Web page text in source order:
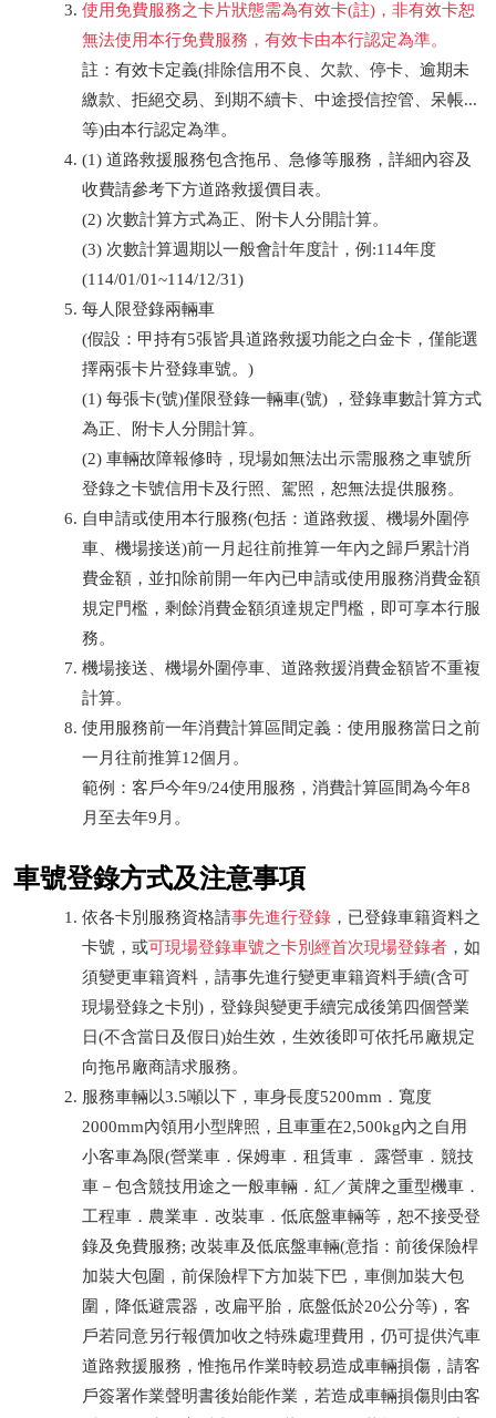
使用免費服務之卡片狀態需為有效卡(註)，非有效卡恕
無法使用本行免費服務，有效卡由本行認定為準。
註：有效卡定義(排除信用不良、欠款、停卡、逾期未
繳款、拒絕交易、到期不續卡、中途授信控管、呆帳...
等)由本行認定為準。
(1) 道路救援服務包含拖吊、急修等服務，詳細內容及
收費請參考下方道路救援價目表。
(2) 次數計算方式為正、附卡人分開計算。
(3) 次數計算週期以一般會計年度計，例:114年度
(114/01/01~114/12/31)
每人限登錄兩輛車
(假設：甲持有5張皆具道路救援功能之白金卡，僅能選
擇兩張卡片登錄車號。)
(1) 每張卡(號)僅限登錄一輛車(號) ，登錄車數計算方式
為正、附卡人分開計算。
(2) 車輛故障報修時，現場如無法出示需服務之車號所
登錄之卡號信用卡及行照、駕照，恕無法提供服務。
自申請或使用本行服務(包括：道路救援、機場外圍停
車、機場接送)前一月起往前推算一年內之歸戶累計消
費金額，並扣除前開一年內已申請或使用服務消費金額
規定門檻，剩餘消費金額須達規定門檻，即可享本行服
務。
機場接送、機場外圍停車、道路救援消費金額皆不重複
計算。
使用服務前一年消費計算區間定義：使用服務當日之前
一月往前推算12個月。
範例：客戶今年9/24使用服務，消費計算區間為今年8
月至去年9月。
車號登錄方式及注意事項
依各卡別服務資格請事先進行登錄 ，已登錄車籍資料之
卡號，或可現場登錄車號之卡別經首次現場登錄者 ，如
須變更車籍資料，請事先進行變更車籍資料手續(含可
現場登錄之卡別)，登錄與變更手續完成後第四個營業
日(不含當日及假日)始生效，生效後即可依托吊廠規定
向拖吊廠商請求服務。
服務車輛以3.5噸以下，車身長度5200mm．寬度
2000mm內領用小型牌照，且車重在2,500kg內之自用
小客車為限(營業車．保姆車．租賃車． 露營車．競技
車－包含競技用途之一般車輛．紅／黃牌之重型機車．
工程車．農業車．改裝車．低底盤車輛等，恕不接受登
錄及免費服務; 改裝車及低底盤車輛(意指：前後保險桿
加裝大包圍，前保險桿下方加裝下巴，車側加裝大包
圍，降低避震器，改扁平胎，底盤低於20公分等)，客
戶若同意另行報價加收之特殊處理費用，仍可提供汽車
道路救援服務，惟拖吊作業時較易造成車輛損傷，請客
戶簽署作業聲明書後始能作業，若造成車輛損傷則由客